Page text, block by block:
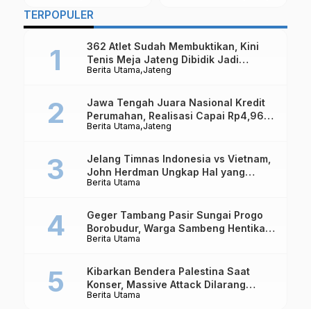
Magelang
TERPOPULER
Berita Utama Jateng
362 Atlet Sudah Membuktikan, Kini
Tenis Meja Jateng Dibidik Jadi
Kekuatan Nasional
Berita Utama Jateng
Jawa Tengah Juara Nasional Kredit
Perumahan, Realisasi Capai Rp4,96
Triliun
Berita Utama
Jelang Timnas Indonesia vs Vietnam,
John Herdman Ungkap Hal yang
Dipertaruhkan
Berita Utama
Geger Tambang Pasir Sungai Progo
Borobudur, Warga Sambeng Hentikan
Alat Berat dan Usir Truk
Berita Utama
Kibarkan Bendera Palestina Saat
Konser, Massive Attack Dilarang
Masuk Singapura Lagi